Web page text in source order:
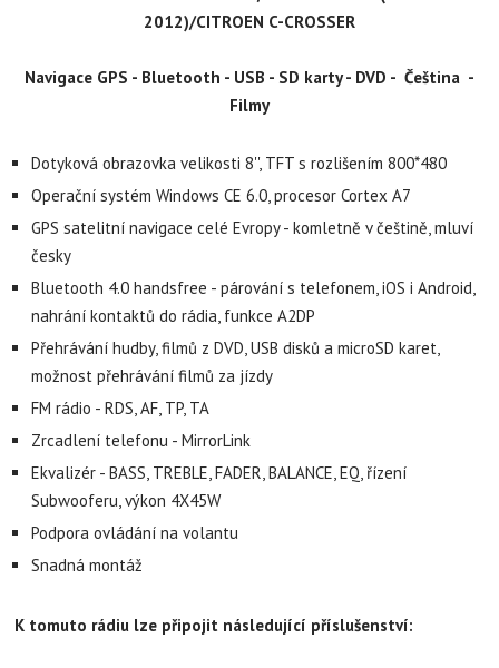
2012)/CITROEN C-CROSSER
Navigace GPS - Bluetooth - USB - SD karty - DVD - Čeština -
Filmy
Dotyková obrazovka velikosti 8'', TFT s rozlišením 800*480
Operační systém Windows CE 6.0, procesor Cortex A7
GPS satelitní navigace celé Evropy - komletně v češtině, mluví
česky
Bluetooth 4.0 handsfree - párování s telefonem, iOS i Android,
nahrání kontaktů do rádia, funkce A2DP
Přehrávání hudby, filmů z DVD, USB disků a microSD karet,
možnost přehrávání filmů za jízdy
FM rádio - RDS, AF, TP, TA
Zrcadlení telefonu - MirrorLink
Ekvalizér - BASS, TREBLE, FADER, BALANCE, EQ, řízení
Subwooferu, výkon 4X45W
Podpora ovládání na volantu
Snadná montáž
K tomuto rádiu lze připojit následující příslušenství: